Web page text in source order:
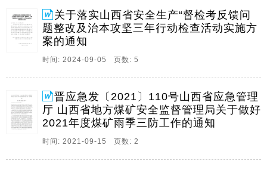
2、山西煤炭运销集团某某煤业有限公司关于落实山西省
安全生产,督检考,反馈问题整改及治本攻坚三年行动检查
活动实施方案的通知公司各部室,中心,区队及洗煤厂,为
认真贯彻习近平总书记关于安全生产重要论述和重要指
3、1,晋应急发202363号山西省应急管理厅山西省地方煤
矿安全监督管理局关于做好2023年全省煤矿,一通三防,
工作的通知各市应急管理局,地方煤矿安全监督管理局,为
全面贯彻落实党的二十大精神,坚决守住煤矿安全发展底
线,根据山西省人民政府关于做好。
4、山西省应急管理厅山西省地方煤矿安全监督管理局关
关于落实山西省安全生产“督检考反馈问
题整改及治本攻坚三年行动检查活动实施方
案的通知
时间: 2024-09-05 页数: 5
晋应急发〔2021〕110号山西省应急管理
厅 山西省地方煤矿安全监督管理局关于做好
2021年度煤矿雨季三防工作的通知
时间: 2021-09-15 页数: 2